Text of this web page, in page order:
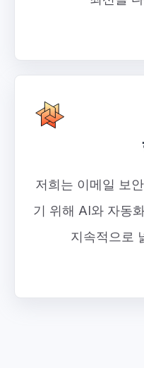
저희는 이메일 보
기 위해 AI와 자동
지속적으로